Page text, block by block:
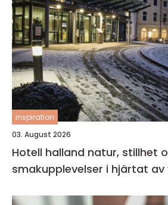
inspiration
03. August 2026
Hotell halland natur, stillhet och
smakupplevelser i hjärtat